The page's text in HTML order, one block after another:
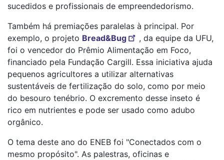
sucedidos e profissionais de empreendedorismo.
Também há premiações paralelas à principal. Por
exemplo, o projeto Bread&Bug
, da equipe da UFU,
foi o vencedor do Prêmio Alimentação em Foco,
financiado pela Fundação Cargill. Essa iniciativa ajuda
pequenos agricultores a utilizar alternativas
sustentáveis de fertilização do solo, como por meio
do besouro tenébrio. O excremento desse inseto é
rico em nutrientes e pode ser usado como adubo
orgânico.
O tema deste ano do ENEB foi "Conectados com o
mesmo propósito". As palestras, oficinas e